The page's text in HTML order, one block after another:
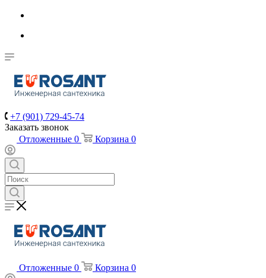
+7 (901) 729-45-74
Заказать звонок
Отложенные 0 Корзина 0
Отложенные 0 Корзина 0